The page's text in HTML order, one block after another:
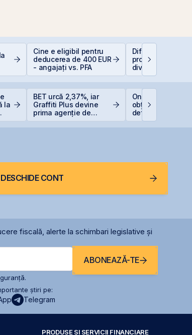
Cine e eligibil pentru
deducerea de 400 EUR
- angajați vs. PFA
Diferența care îți
protejează
dividendele bat
(+5% vs. −6%)
la
BET urcă 2,37%, iar
Graffiti Plus devine
prima agenție de
One United
obține o hotărâre
definitivă
pentru One
DESCHIDE CONT
fiscală, alerte la schimbari legislative și
ABONEAZĂ-TE
știri pe:
Telegram
PRODUSE ȘI SERVICII FINANCIARE